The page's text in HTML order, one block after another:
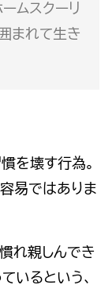
ムスクーリ
まれて生き
を壊す行為。
易ではありま
れ親しんでき
いるという、